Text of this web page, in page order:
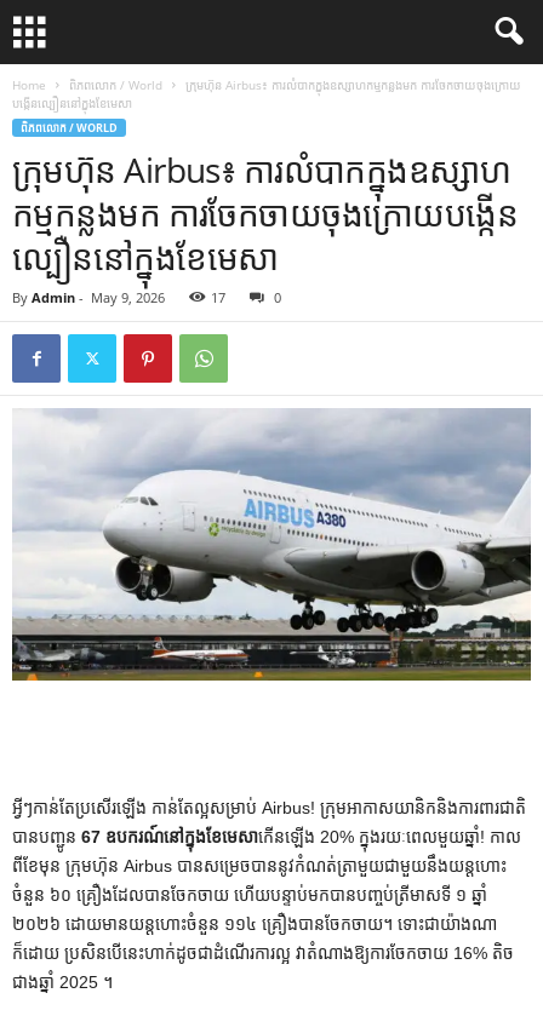
Home ពិភពលោក / World
ក្រុមហ៊ុន Airbus៖ ការលំបាកក្នុងឧស្សាហកម្មកន្លងមក ការចែកចាយចុងក្រោយ
បង្កើនល្បឿននៅក្នុងខែមេសា
ពិភពលោក / WORLD
ក្រុមហ៊ុន Airbus៖ ការលំបាកក្នុងឧស្សាហ
កម្មកន្លងមក ការចែកចាយចុងក្រោយបង្កើន
ល្បឿននៅក្នុងខែមេសា
By Admin - May 9, 2026 17 0
អ្វីៗកាន់តែប្រសើរឡើង កាន់តែល្អសម្រាប់ Airbus! ក្រុមអាកាសយានិកនិងការពារជាតិ
បានបញ្ជូន 67 ឧបករណ៍នៅក្នុងខែមេសាកើនឡើង 20% ក្នុងរយៈពេលមួយឆ្នាំ! កាល​
ពី​ខែ​មុន ក្រុមហ៊ុន Airbus បាន​សម្រេច​បាន​នូវ​កំណត់ត្រា​មួយ​ជាមួយ​នឹង​យន្តហោះ​
ចំនួន ៦០ គ្រឿង​ដែល​បាន​ចែកចាយ ហើយ​បន្ទាប់​មក​បាន​បញ្ចប់​ត្រីមាស​ទី ១ ឆ្នាំ
២០២៦ ដោយ​មាន​យន្តហោះ​ចំនួន ១១៤ គ្រឿង​បាន​ចែកចាយ។ ទោះជាយ៉ាងណា
ក៏ដោយ ប្រសិនបើនេះហាក់ដូចជាដំណើរការល្អ វាតំណាងឱ្យការចែកចាយ 16% តិច
ជាងឆ្នាំ 2025 ។